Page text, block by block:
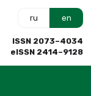
ru en
ISSN 2073–4034
eISSN 2414–9128